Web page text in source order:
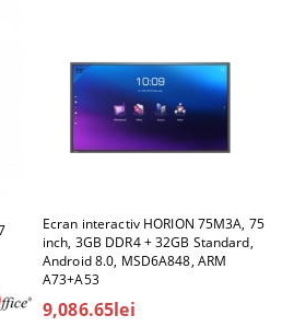
Ecran interactiv HORION 75M3A, 75
inch, 3GB DDR4 + 32GB Standard,
Android 8.0, MSD6A848, ARM
A73+A53
9,086.65lei